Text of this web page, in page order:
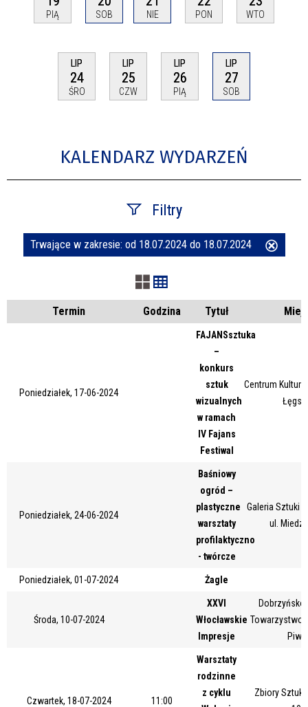
PIĄ SOB NIE PON WTO
LIP
24
ŚRO
LIP
25
CZW
LIP
26
PIĄ
LIP
27
SOB
KALENDARZ WYDARZEŃ
Filtry
Szukana fraza
Kategoria
Trwające w zakresie: od 18.07.2024 do 18.07.2024
Termin Godzina Tytuł
Poniedziałek, 17-06-2024
FAJANSsztuka
–
konkurs
sztuk
wizualnych
w ramach
IV Fajans
Festiwal
Centrum Kultury
Poniedziałek, 24-06-2024
Baśniowy
ogród –
plastyczne
warsztaty
profilaktyczno
- twórcze
Galeria Sztuki
ul.
Poniedziałek, 01-07-2024 Żagle
Środa, 10-07-2024
XXVI
Włocławskie
Impresje
Towarzystwo
Czwartek, 18-07-2024 11:00
Warsztaty
rodzinne
z cyklu
Zbiory